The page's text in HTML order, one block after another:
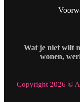
Wat je niet wilt
wonen,
Copyright 2026 ©